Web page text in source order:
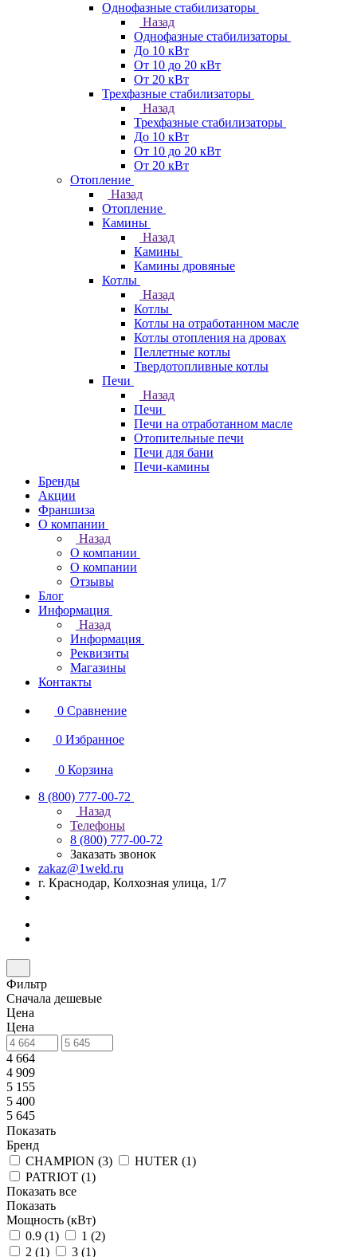
Однофазные стабилизаторы
Назад
Однофазные стабилизаторы
До 10 кВт
От 10 до 20 кВт
От 20 кВт
Трехфазные стабилизаторы
Назад
Трехфазные стабилизаторы
До 10 кВт
От 10 до 20 кВт
От 20 кВт
Отопление
Назад
Отопление
Камины
Назад
Камины
Камины дровяные
Котлы
Назад
Котлы
Котлы на отработанном масле
Котлы отопления на дровах
Пеллетные котлы
Твердотопливные котлы
Печи
Назад
Печи
Печи на отработанном масле
Отопительные печи
Печи для бани
Печи-камины
Бренды
Акции
Франшиза
О компании
Назад
О компании
О компании
Отзывы
Блог
Информация
Назад
Информация
Реквизиты
Магазины
Контакты
0 Сравнение
0 Избранное
0 Корзина
8 (800) 777-00-72
Назад
Телефоны
8 (800) 777-00-72
Заказать звонок
zakaz@1weld.ru
г. Краснодар, Колхозная улица, 1/7
Фильтр
Сначала дешевые
Цена
Цена
4 664
4 909
5 155
5 400
5 645
Показать
Бренд
CHAMPION (3) HUTER (1)
PATRIOT (1)
Показать все
Показать
Мощность (кВт)
0.9 (1) 1 (2)
2 (1) 3 (1)